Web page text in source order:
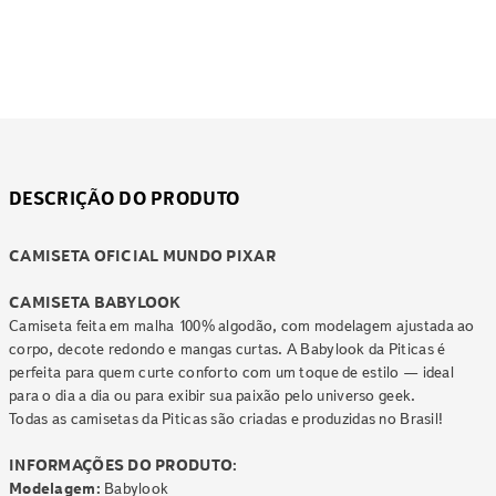
DESCRIÇÃO DO PRODUTO
CAMISETA OFICIAL MUNDO PIXAR
CAMISETA BABYLOOK
Camiseta feita em malha 100% algodão, com modelagem ajustada ao
corpo, decote redondo e mangas curtas. A Babylook da Piticas é
perfeita para quem curte conforto com um toque de estilo — ideal
para o dia a dia ou para exibir sua paixão pelo universo geek.
Todas as camisetas da Piticas são criadas e produzidas no Brasil!
INFORMAÇÕES DO PRODUTO:
Modelagem: Babylook